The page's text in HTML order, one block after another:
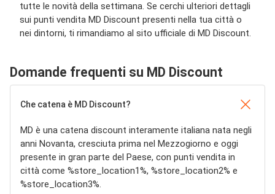
tutte le novità della settimana. Se cerchi ulteriori dettagli
sui punti vendita MD Discount presenti nella tua città o
nei dintorni, ti rimandiamo al sito ufficiale di MD Discount.
Domande frequenti su MD Discount
Che catena è MD Discount?
MD è una catena discount interamente italiana nata negli
anni Novanta, cresciuta prima nel Mezzogiorno e oggi
presente in gran parte del Paese, con punti vendita in
città come %store_location1%, %store_location2% e
%store_location3%.